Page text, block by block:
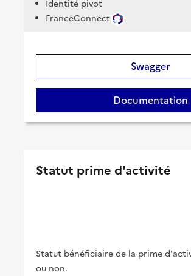
Identité pivot
FranceConnect
Swagger
Documentation
Statut prime d'activité
Statut bénéficiaire de la prime
ou non.